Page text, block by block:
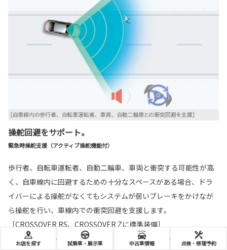
操舵回避をサポート。
緊急時操舵支援（アクティブ操舵機能付）
歩行者、自転車運転者、自動二輪車、車両と衝突する可能性が高
く、自車線内に回避するための十分なスペースがある場合、ドラ
イバーによる操舵がなくてもシステムが弱いブレーキをかけなが
ら操舵を行い、車線内での衝突回避を支援します。
［CROSSOVER RS、CROSSOVER Zに標準装備］
■回避するための十分なスペースがない、また、回避先に物があるとシステムが判断
お店を探す 試乗車・展示車 中古車情報 点検・修理予約